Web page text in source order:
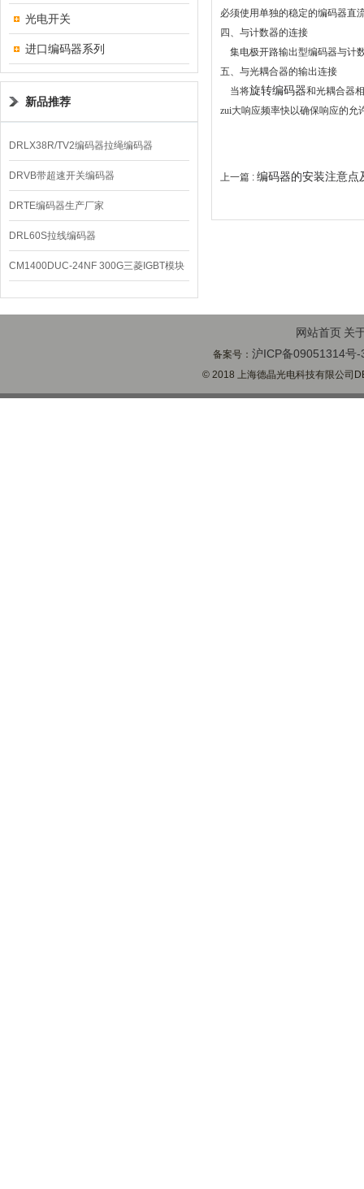
光电开关
进口编码器系列
新品推荐
DRLX38R/TV2编码器拉绳编码器
DRVB带超速开关编码器
DRTE编码器生产厂家
DRL60S拉线编码器
CM1400DUC-24NF 300G三菱IGBT模块
必须使用单独的稳定的编码器直
四、与计数器的连接
集电极开路输出型编码器与计
五、与光耦合器的输出连接
当将旋转编码器和光耦合器
zui大响应频率快以确保响应的允
上一篇 : 编码器的安装注意点
网站首页 关
备案号：沪ICP备09051314号-
© 2018 上海德晶光电科技有限公司